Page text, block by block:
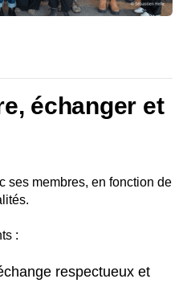
échanger et
ses membres, en fonction de
:
respectueux et